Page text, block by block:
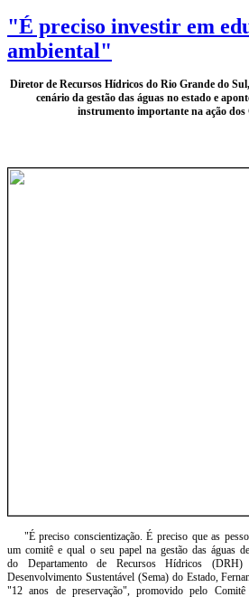
"É preciso investir em
ambiental"
Diretor de Recursos Hídricos do Rio Grande do
cenário da gestão das águas no estado e
instrumento importante na ação dos
"É preciso conscientização. É preciso que as
um comitê e qual o seu papel na gestão das águas
do Departamento de Recursos Hídricos
Desenvolvimento Sustentável (Sema) do Estado,
"12 anos de preservação", promovido pelo